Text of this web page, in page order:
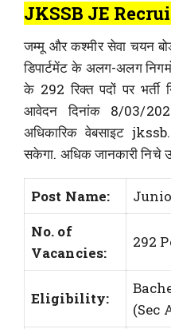
JKSSB JE
जम्मू और कश्मीर सेवा चयन
डिपार्टमेंट के अलग-अलग
के 292 रिक्त पदों पर
आवेदन दिनांक 8/03/
अधिकारिक वेबसाइट
सकेगा. अधिक जानकारी निचे
Post Name:
No. of
Vacancies:
292
Eligibility:
(Sec